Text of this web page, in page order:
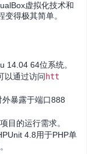
虚拟化技术和
得极其简单。
14.04 64位系统。
以通过访问htt
外暴露于端口888
目的运行需求。
4.8用于PHP单